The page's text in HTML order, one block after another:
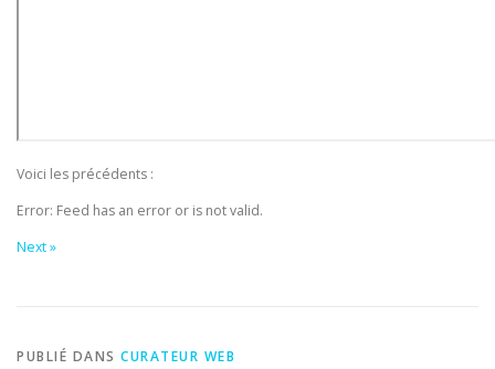
Voici les précédents :
Error: Feed has an error or is not valid.
Next »
PUBLIÉ DANS CURATEUR WEB